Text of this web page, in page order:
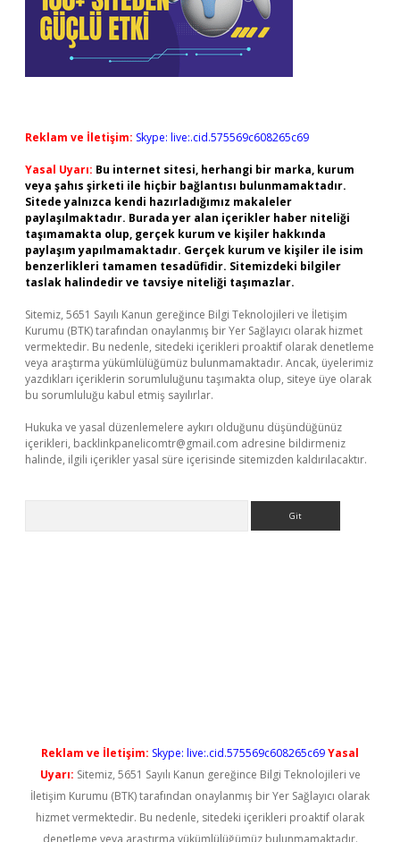
Reklam ve İletişim: Skype: live:.cid.575569c608265c69
Yasal Uyarı: Bu internet sitesi, herhangi bir marka, kurum
veya şahıs şirketi ile hiçbir bağlantısı bulunmamaktadır.
Sitede yalnızca kendi hazırladığımız makaleler
paylaşılmaktadır. Burada yer alan içerikler haber niteliği
taşımamakta olup, gerçek kurum ve kişiler hakkında
paylaşım yapılmamaktadır. Gerçek kurum ve kişiler ile isim
benzerlikleri tamamen tesadüfidir. Sitemizdeki bilgiler
taslak halindedir ve tavsiye niteliği taşımazlar.
Sitemiz, 5651 Sayılı Kanun gereğince Bilgi Teknolojileri ve İletişim
Kurumu (BTK) tarafından onaylanmış bir Yer Sağlayıcı olarak hizmet
vermektedir. Bu nedenle, sitedeki içerikleri proaktif olarak denetleme
veya araştırma yükümlülüğümüz bulunmamaktadır. Ancak, üyelerimiz
yazdıkları içeriklerin sorumluluğunu taşımakta olup, siteye üye olarak
bu sorumluluğu kabul etmiş sayılırlar.
Hukuka ve yasal düzenlemelere aykırı olduğunu düşündüğünüz
içerikleri, backlinkpanelicomtr@gmail.com adresine bildirmeniz
halinde, ilgili içerikler yasal süre içerisinde sitemizden kaldırılacaktır.
Reklam ve İletişim: Skype: live:.cid.575569c608265c69Yasal
Uyarı: Sitemiz, 5651 Sayılı Kanun gereğince Bilgi Teknolojileri ve
İletişim Kurumu (BTK) tarafından onaylanmış bir Yer Sağlayıcı olarak
hizmet vermektedir. Bu nedenle, sitedeki içerikleri proaktif olarak
denetleme veya araştırma yükümlülüğümüz bulunmamaktadır.